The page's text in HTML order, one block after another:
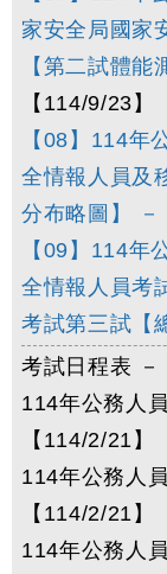
家安全局國家
【第二試體能
【114/9/23】
【08】114年
全情報人員及
分布略圖】 －
【09】114年
全情報人員考
考試第三試【
考試日程表 －
114年公務人
【114/2/21】
114年公務人
【114/2/21】
114年公務人